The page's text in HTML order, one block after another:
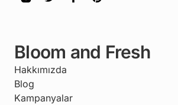
Bloom and Fresh
Hakkımızda
Blog
Kampanyalar